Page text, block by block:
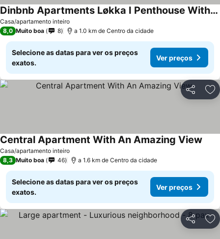
Casa/apartamento inteiro
Dinbnb Apartments Løkka I Penthouse With Private Rooftop I 2-bedrooms & 2-bathrooms
8,0 Muito boa 8 a 1.0 km de Centro da cidade
Selecione as datas para ver os preços
exatos.
Ver preços
Partilhar
Casa/apartamento inteiro
Central Apartment With An Amazing View
8,3 Muito boa 46 a 1.6 km de Centro da cidade
Selecione as datas para ver os preços
exatos.
Ver preços
Partilhar